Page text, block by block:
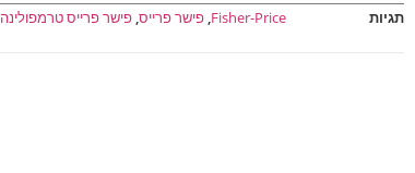
תגיות Fisher-Price
, פישר פרייס, פישר פרייס טרמפולינה